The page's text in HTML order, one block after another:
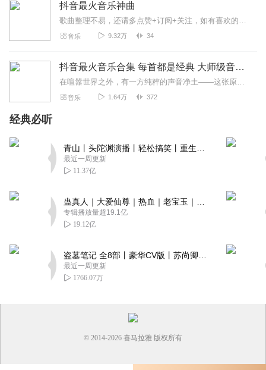
抖音最火音乐神曲
歌曲整理不易，还请多点赞+订阅+关注，如有喜欢的歌曲也欢迎评论留言，后续给大家更新，原创/翻唱歌曲也欢迎投稿哦~免责声明：资源来自网络，仅供查询交流用。未经...
音乐 9.32万 34
抖音最火音乐合集 每首都是经典 大师级音乐制作
在喧嚣世界之外，有一方纯粹的声音净土——这张原创音乐专辑如同一把打开心灵秘境的钥匙，每一个音符都凝聚着创作者最真挚的情感与独一无二的巧思。这里没有程式化的旋律套...
音乐 1.64万 372
经典必听
最近一周更新
11.37亿
专辑播放量超19.1亿
19.12亿
最近一周更新
1766.07万
© 2014-2026 喜马拉雅 版权所有